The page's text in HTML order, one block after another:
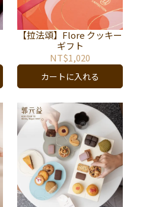
【拉法頌】Flore クッキー
ギフト
NT$1,020
カートに入れる